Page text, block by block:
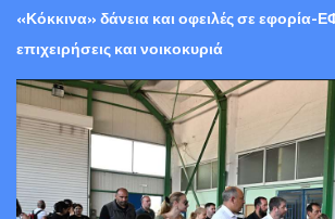
«Κόκκινα» δάνεια και οφειλές σε εφορία-
επιχειρήσεις και νοικοκυριά